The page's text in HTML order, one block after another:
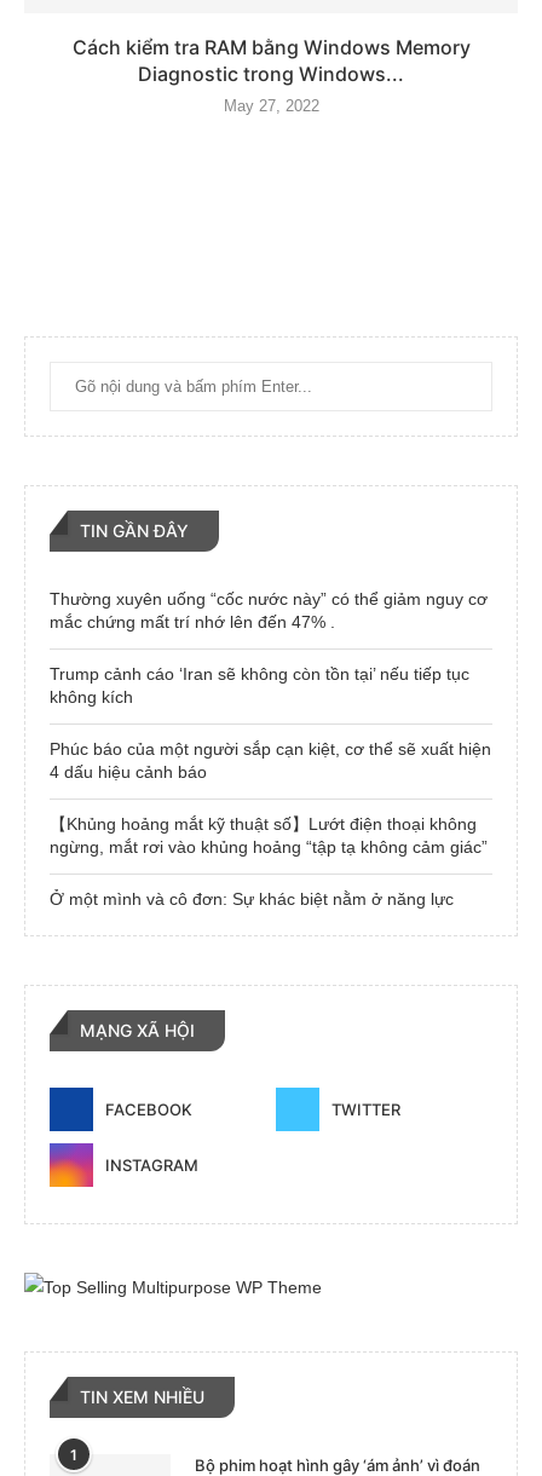
Cách kiểm tra RAM bằng Windows Memory
Diagnostic trong Windows...
May 27, 2022
TIN GẦN ĐÂY
Thường xuyên uống “cốc nước này” có thể giảm nguy cơ
mắc chứng mất trí nhớ lên đến 47% .
Trump cảnh cáo ‘Iran sẽ không còn tồn tại’ nếu tiếp tục
không kích
Phúc báo của một người sắp cạn kiệt, cơ thể sẽ xuất hiện
4 dấu hiệu cảnh báo
【Khủng hoảng mắt kỹ thuật số】Lướt điện thoại không
ngừng, mắt rơi vào khủng hoảng “tập tạ không cảm giác”
Ở một mình và cô đơn: Sự khác biệt nằm ở năng lực
MẠNG XÃ HỘI
FACEBOOK TWITTER
INSTAGRAM
TIN XEM NHIỀU
1
Bộ phim hoạt hình gây ‘ám ảnh’ vì đoán